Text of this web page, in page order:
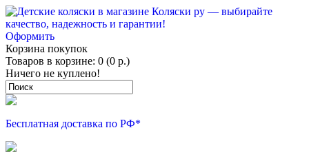
Оформить
Корзина покупок
Товаров в корзине: 0 (0 р.)
Ничего не куплено!
Бесплатная доставка по РФ*